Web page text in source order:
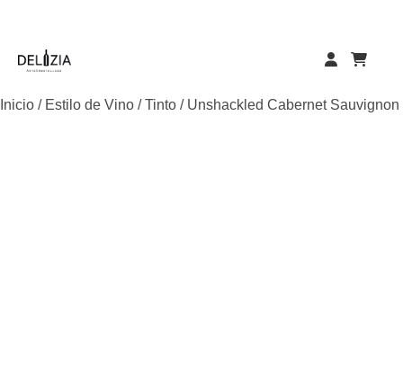
Inicio / Estilo de Vino /Tinto / Unshackled Cabernet Sauvignon